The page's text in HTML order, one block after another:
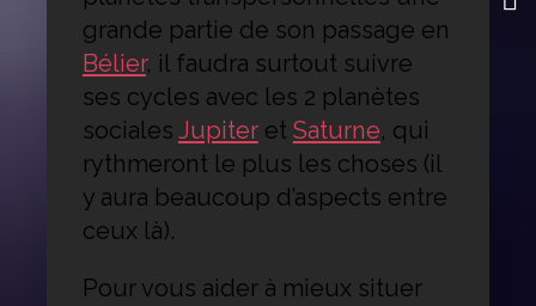
grande partie de son passage en
Bélier, il faudra surtout suivre
ses cycles avec les 2 planètes
sociales Jupiteret Saturne, qui
rythmeront le plus les choses (il
y aura beaucoup d’aspects entre
ceux là).
Pour vous aider à mieux situer